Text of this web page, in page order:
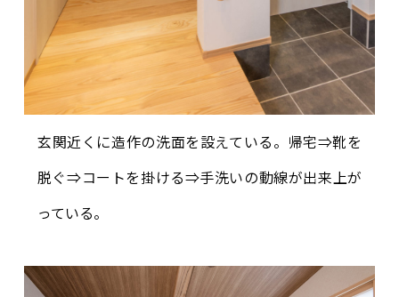
玄関近くに造作の洗面を設えている。帰宅⇒靴を
脱ぐ⇒コートを掛ける⇒手洗いの動線が出来上が
っている。